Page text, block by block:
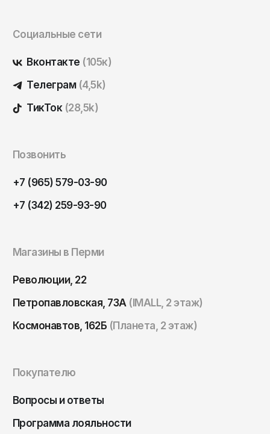
Социальные сети
Вконтакте (105к)
Телеграм (4,5k)
ТикТок (28,5k)
Позвонить
+7 (965) 579-03-90
+7 (342) 259-93-90
Магазины в Перми
Революции, 22
Петропавловская, 73А (IMALL, 2 этаж)
Космонавтов, 162Б (Планета, 2 этаж)
Покупателю
Вопросы и ответы
Программа лояльности